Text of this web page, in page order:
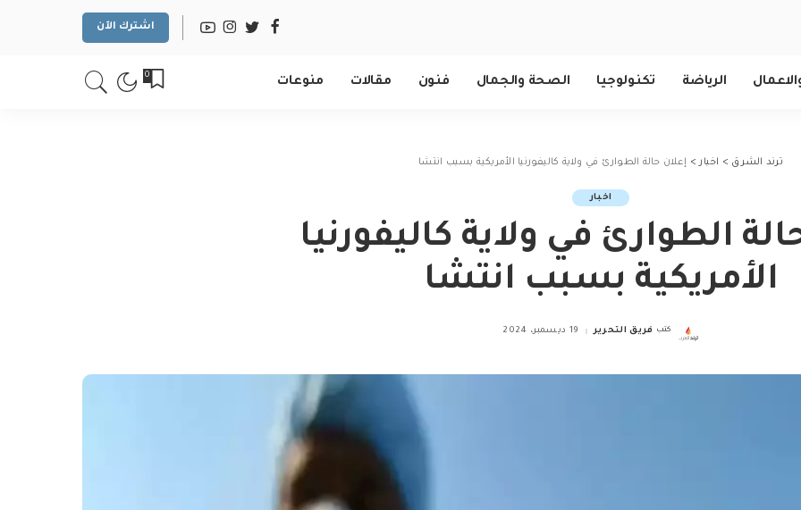
اشترك الآن
الرياضة تكنولوجيا الصحة والجمال فنون مقالات منوعات 0
ترند الشرق > اخبار > إعلان حالة الطوارئ في ولاية كاليفورنيا الأمريكية بسبب انتشا
اخبار
الطوارئ في ولاية كاليفورنيا
الأمريكية بسبب انتشا
Posted
كتب فريق التحرير 19 ديسمبر، 2024